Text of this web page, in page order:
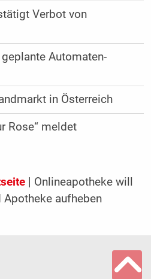
Verbot von
Automaten-
in Österreich
Rose“ meldet
| Onlineapotheke will
Apotheke aufheben